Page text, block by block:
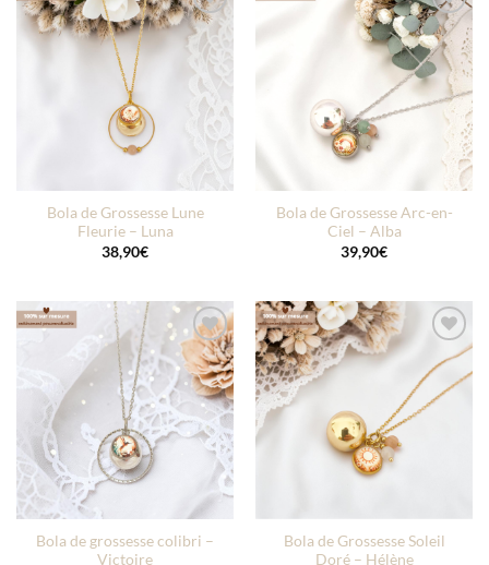
Ajouter
à la liste
d’envies
Bola de Grossesse Lune
Fleurie – Luna
38,90€
Ajouter
à la liste
d’envies
Bola de Grossesse Arc-en-
Ciel – Alba
39,90€
Ajouter
à la liste
d’envies
Bola de grossesse colibri –
Victoire
Ajouter
à la liste
Bola de Grossesse Soleil
Doré – Hélène